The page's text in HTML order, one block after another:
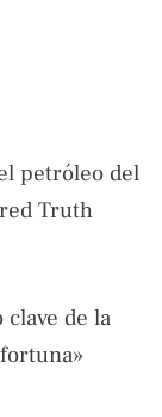
petróleo del
Truth
de la